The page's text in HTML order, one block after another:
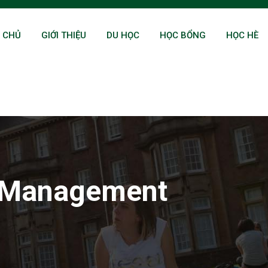
GIỚI THIỆU DU HỌC HỌC BỔNG HỌC HÈ